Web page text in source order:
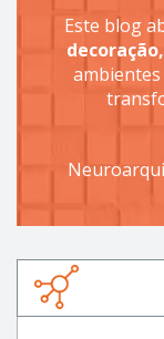
Este blog
ambientes